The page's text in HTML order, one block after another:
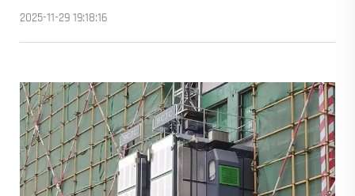
2025-11-29 19:18:16